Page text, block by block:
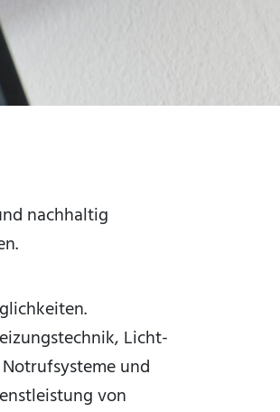
nachhaltig
Licht-
und
von